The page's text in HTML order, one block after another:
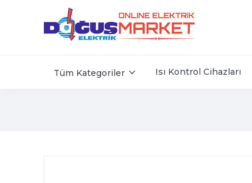
Tüm Kategoriler Isı Kontrol Cihazları